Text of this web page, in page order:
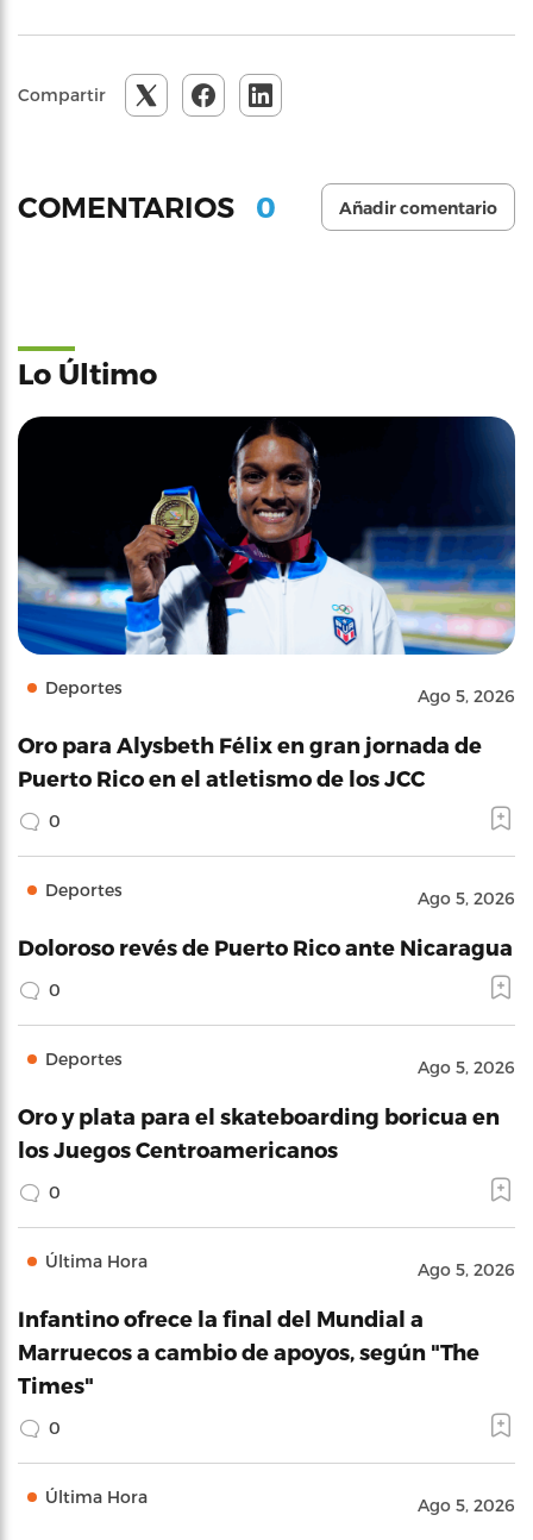
Compartir
COMENTARIOS 0 Añadir comentario
Lo Último
Deportes Ago 5, 2026
Oro para Alysbeth Félix en gran jornada de
Puerto Rico en el atletismo de los JCC
0
Deportes Ago 5, 2026
Doloroso revés de Puerto Rico ante Nicaragua
0
Deportes Ago 5, 2026
Oro y plata para el skateboarding boricua en
los Juegos Centroamericanos
0
Última Hora Ago 5, 2026
Infantino ofrece la final del Mundial a
Marruecos a cambio de apoyos, según "The
Times"
0
Última Hora Ago 5, 2026